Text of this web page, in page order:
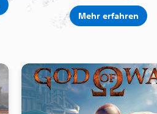
Mehr erfahren